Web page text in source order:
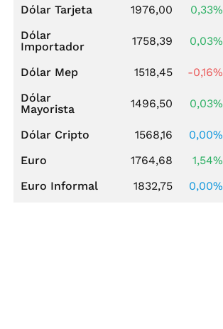
Dólar Tarjeta
1976,00
0,33%
Dólar
Importador
1758,39 0,03%
Dólar Mep 1518,45
-0,16%
Dólar
Mayorista
1496,50 0,03%
Dólar Cripto 1568,16
0,00%
Euro
1764,68
1,54%
Euro Informal
1832,75 0,00%